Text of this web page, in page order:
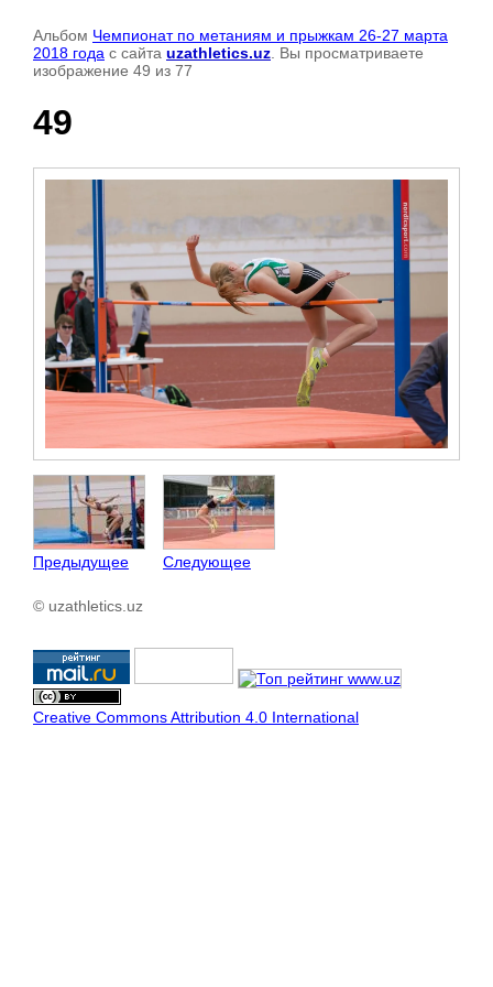
Альбом Чемпионат по метаниям и прыжкам 26-27 марта
2018 года с сайта uzathletics.uz . Вы просматриваете
изображение 49 из 77
49
Предыдущее Следующее
© uzathletics.uz
Creative Commons Attribution 4.0 International